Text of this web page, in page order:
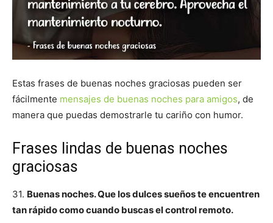
Estas frases de buenas noches graciosas pueden ser
fácilmente mensajes de buenas noches para amigos, de
manera que puedas demostrarle tu cariño con humor.
Frases lindas de buenas noches
graciosas
31. Buenas noches. Que los dulces sueños te encuentren
tan rápido como cuando buscas el control remoto.